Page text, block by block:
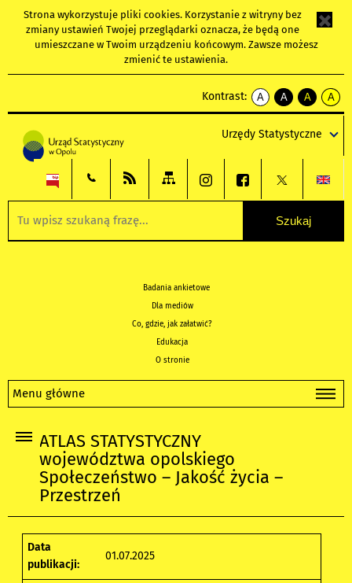
Strona wykorzystuje pliki cookies. Korzystanie z witryny bez
zmiany ustawień Twojej przeglądarki oznacza, że będą one
umieszczane w Twoim urządzeniu końcowym. Zawsze możesz
zmienić te ustawienia.
Kontrast:
A
kontrast
A
kontrast
tekst
czarnym
A
kontrast
tekst
czarnym
A
tekst
żółtym
Urzędy Statystyczne
Badania ankietowe
Dla mediów
Co, gdzie, jak załatwić?
Edukacja
O stronie
Menu główne
ATLAS STATYSTYCZNY
województwa opolskiego
Społeczeństwo – Jakość życia –
Przestrzeń
Data
publikacji:
01.07.2025